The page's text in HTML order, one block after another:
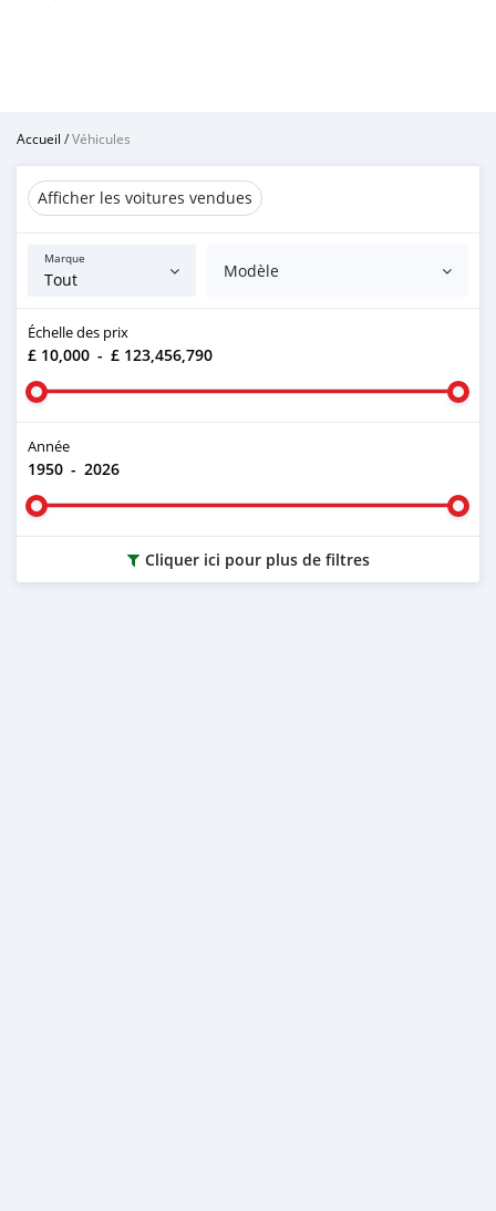
Accueil /Véhicules
Afficher les voitures vendues
Marque
Modèle
Échelle des prix
£ 10,000 - £ 123,456,790
Année
1950 - 2026
Cliquer ici pour plus de filtres